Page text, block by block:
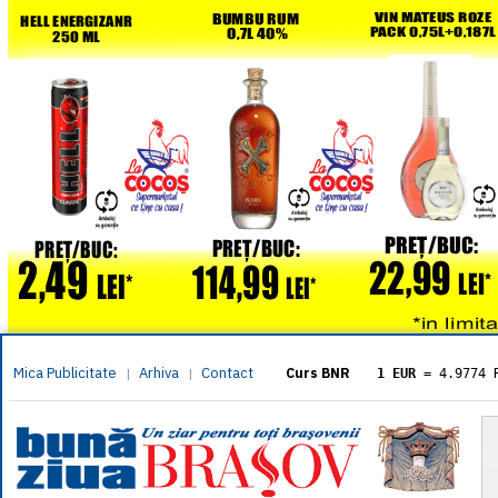
Mica Publicitate | Arhiva | Contact Curs BNR 1 EUR = 4.9774
= 5.8304
1 XAU= 464.4611
1 AED= 1.1933
1 AUD= 2.7957
1 BGN= 2.5449